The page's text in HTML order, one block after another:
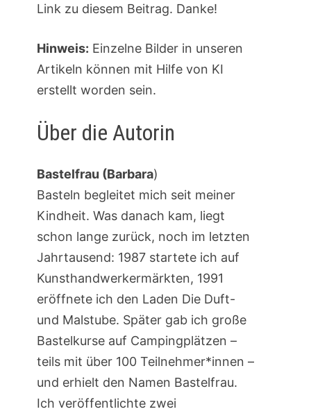
Link zu diesem Beitrag. Danke!
Hinweis: Einzelne Bilder in unseren
Artikeln können mit Hilfe von KI
erstellt worden sein.
Über die Autorin
Bastelfrau (Barbara)
Basteln begleitet mich seit meiner
Kindheit. Was danach kam, liegt
schon lange zurück, noch im letzten
Jahrtausend: 1987 startete ich auf
Kunsthandwerkermärkten, 1991
eröffnete ich den Laden Die Duft-
und Malstube. Später gab ich große
Bastelkurse auf Campingplätzen –
teils mit über 100 Teilnehmer*innen –
und erhielt den Namen Bastelfrau.
Ich veröffentlichte zwei